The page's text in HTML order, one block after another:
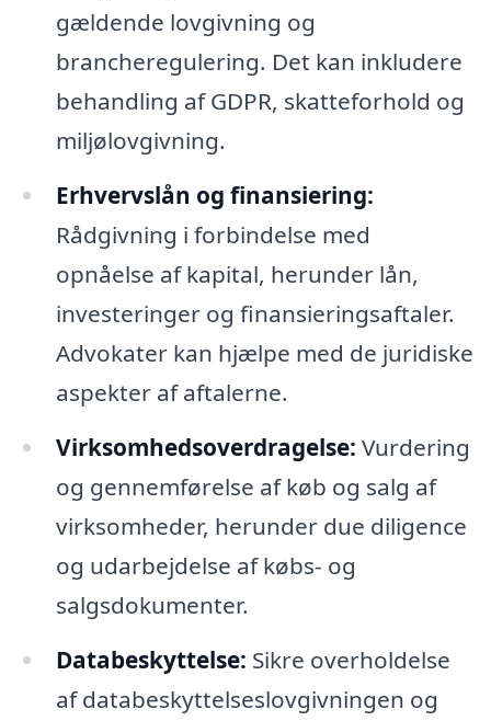
gældende lovgivning og
brancheregulering. Det kan inkludere
behandling af GDPR, skatteforhold og
miljølovgivning.
Erhvervslån og finansiering:
Rådgivning i forbindelse med
opnåelse af kapital, herunder lån,
investeringer og finansieringsaftaler.
Advokater kan hjælpe med de juridiske
aspekter af aftalerne.
Virksomhedsoverdragelse: Vurdering
og gennemførelse af køb og salg af
virksomheder, herunder due diligence
og udarbejdelse af købs- og
salgsdokumenter.
Databeskyttelse: Sikre overholdelse
af databeskyttelseslovgivningen og